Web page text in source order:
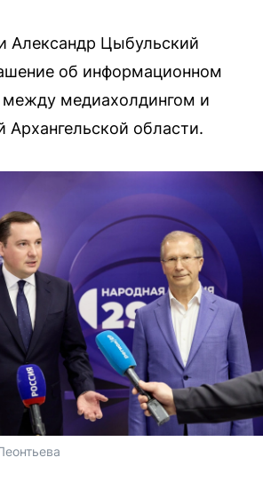
Александр Цыбульский
об информационном
между медиахолдингом и
Архангельской области.